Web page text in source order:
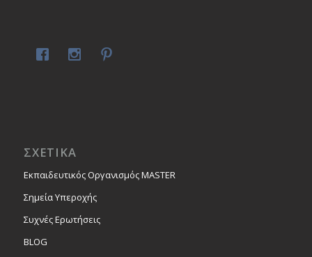
ΣΧΕΤΙΚΑ
Εκπαιδευτικός Οργανισμός MASTER
Σημεία Υπεροχής
Συχνές Ερωτήσεις
BLOG